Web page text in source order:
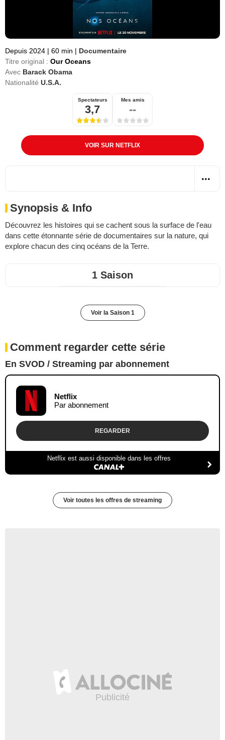
Depuis 2024 | 60 min | Documentaire
Titre original : Our Oceans
Avec Barack Obama
Nationalité U.S.A.
Spectateurs
3,7
Mes amis
--
VOIR SUR NETFLIX
Synopsis & Info
Découvrez les histoires qui se cachent sous la surface de l'eau
dans cette étonnante série de documentaires sur la nature, qui
explore chacun des cinq océans de la Terre.
1 Saison
Voir la Saison 1
Comment regarder cette série
En SVOD / Streaming par abonnement
Netflix
Par abonnement
REGARDER
Netflix est aussi disponible dans les offres
Voir toutes les offres de streaming